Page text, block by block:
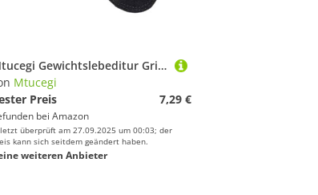
Mtucegi Gewichtslebeditur Grip Pad Slip Widerstandshaltiges Handkissen Vier Finger Training Handschuh Fitness Gewichtheber Grip Handschuhe Fitnesshandschuhe
Mtucegi
Preis
7,29 €
bei Amazon
überprüft am 27.09.2025 um 00:03; der
kann sich seitdem geändert haben.
weiteren Anbieter